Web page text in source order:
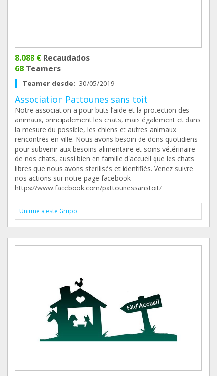
8.088 € Recaudados
68 Teamers
Teamer desde: 30/05/2019
Association Pattounes sans toit
Notre association a pour buts l’aide et la protection des
animaux, principalement les chats, mais également et dans
la mesure du possible, les chiens et autres animaux
rencontrés en ville. Nous avons besoin de dons quotidiens
pour subvenir aux besoins alimentaire et soins vétérinaire
de nos chats, aussi bien en famille d'accueil que les chats
libres que nous avons stérilisés et identifiés. Venez suivre
nos actions sur notre page facebook
https://www.facebook.com/pattounessanstoit/
Unirme a este Grupo